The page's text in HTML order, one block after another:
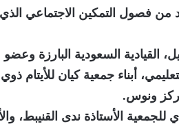
من فصول التمكين الاجتماعي
القيادية السعودية البارزة
أبناء جمعية كيان للأيتام ذوي
ونوس.
للجمعية الأستاذة ندى القنيبط،